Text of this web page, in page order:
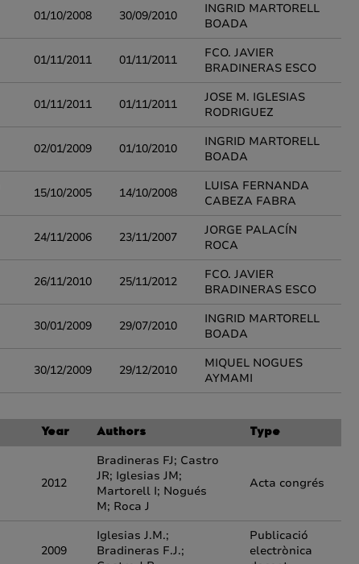
01/10/2008 30/09/2010
INGRID MARTORELL
BOADA
01/11/2011 01/11/2011
FCO. JAVIER
BRADINERAS ESCO
01/11/2011 01/11/2011
JOSE M. IGLESIAS
RODRIGUEZ
02/01/2009 01/10/2010
INGRID MARTORELL
BOADA
15/10/2005 14/10/2008
LUISA FERNANDA
CABEZA FABRA
24/11/2006 23/11/2007
JORGE PALACÍN
ROCA
26/11/2010 25/11/2012
FCO. JAVIER
BRADINERAS ESCO
30/01/2009 29/07/2010
INGRID MARTORELL
BOADA
30/12/2009 29/12/2010
MIQUEL NOGUES
AYMAMI
Year Authors Type
2012
Bradineras FJ; Castro
JR; Iglesias JM;
Martorell I; Nogués
M; Roca J
Acta congrés
2009
Iglesias J.M.;
Bradineras F.J.;
Publicació
electrònica